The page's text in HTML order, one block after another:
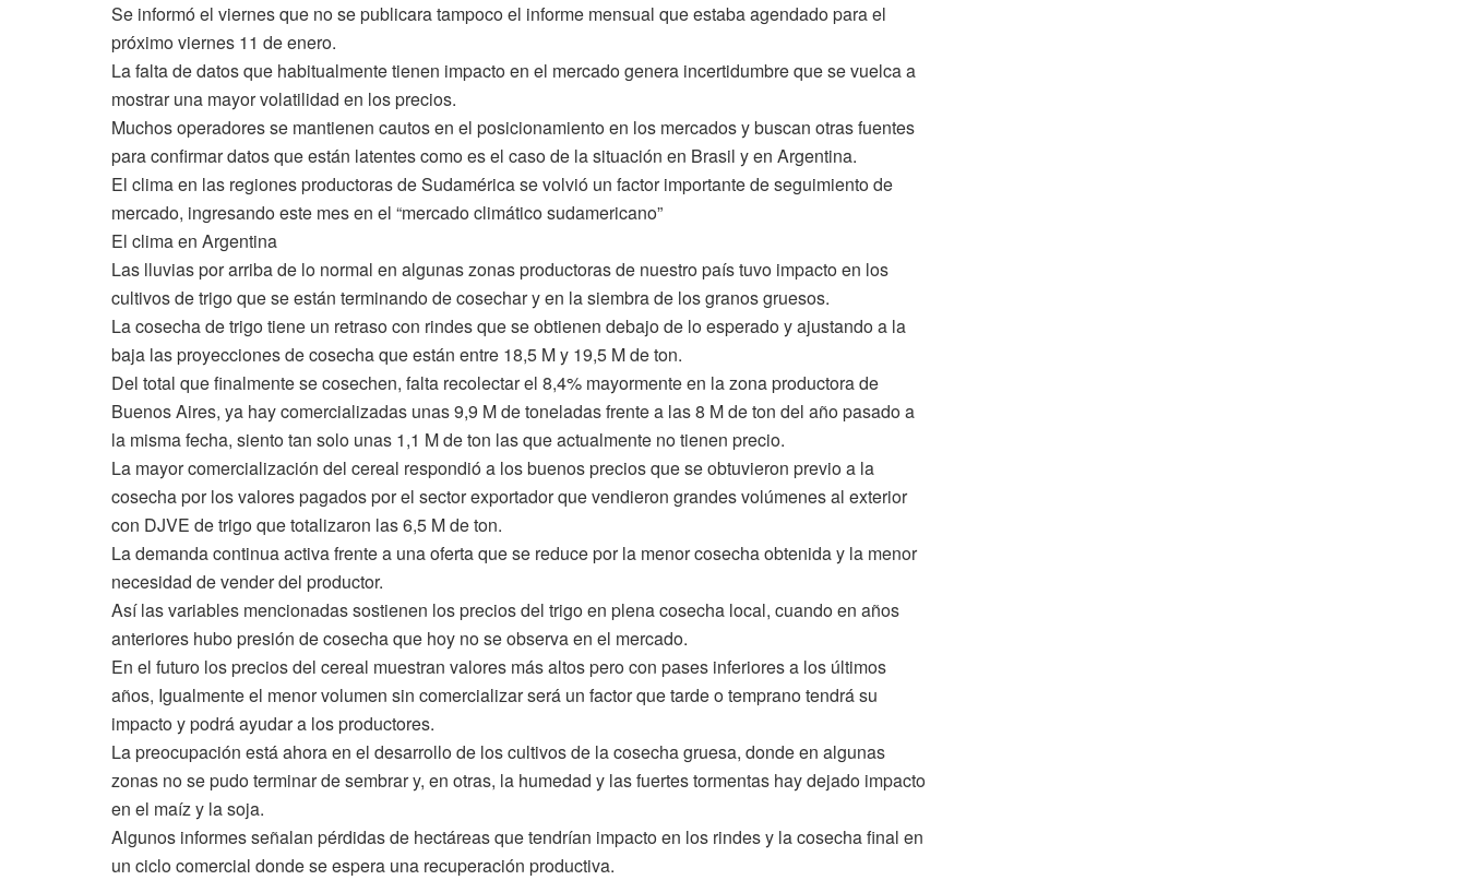
Se informó el viernes que no se publicara tampoco el informe mensual que estaba agendado para el
próximo viernes 11 de enero.
La falta de datos que habitualmente tienen impacto en el mercado genera incertidumbre que se vuelca a
mostrar una mayor volatilidad en los precios.
Muchos operadores se mantienen cautos en el posicionamiento en los mercados y buscan otras fuentes
para confirmar datos que están latentes como es el caso de la situación en Brasil y en Argentina.
El clima en las regiones productoras de Sudamérica se volvió un factor importante de seguimiento de
mercado, ingresando este mes en el “mercado climático sudamericano”
El clima en Argentina
Las lluvias por arriba de lo normal en algunas zonas productoras de nuestro país tuvo impacto en los
cultivos de trigo que se están terminando de cosechar y en la siembra de los granos gruesos.
La cosecha de trigo tiene un retraso con rindes que se obtienen debajo de lo esperado y ajustando a la
baja las proyecciones de cosecha que están entre 18,5 M y 19,5 M de ton.
Del total que finalmente se cosechen, falta recolectar el 8,4% mayormente en la zona productora de
Buenos Aires, ya hay comercializadas unas 9,9 M de toneladas frente a las 8 M de ton del año pasado a
la misma fecha, siento tan solo unas 1,1 M de ton las que actualmente no tienen precio.
La mayor comercialización del cereal respondió a los buenos precios que se obtuvieron previo a la
cosecha por los valores pagados por el sector exportador que vendieron grandes volúmenes al exterior
con DJVE de trigo que totalizaron las 6,5 M de ton.
La demanda continua activa frente a una oferta que se reduce por la menor cosecha obtenida y la menor
necesidad de vender del productor.
Así las variables mencionadas sostienen los precios del trigo en plena cosecha local, cuando en años
anteriores hubo presión de cosecha que hoy no se observa en el mercado.
En el futuro los precios del cereal muestran valores más altos pero con pases inferiores a los últimos
años, Igualmente el menor volumen sin comercializar será un factor que tarde o temprano tendrá su
impacto y podrá ayudar a los productores.
La preocupación está ahora en el desarrollo de los cultivos de la cosecha gruesa, donde en algunas
zonas no se pudo terminar de sembrar y, en otras, la humedad y las fuertes tormentas hay dejado impacto
en el maíz y la soja.
Algunos informes señalan pérdidas de hectáreas que tendrían impacto en los rindes y la cosecha final en
un ciclo comercial donde se espera una recuperación productiva.